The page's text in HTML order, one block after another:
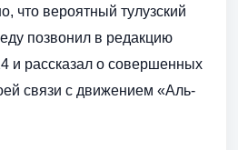
что вероятный тулузский
позвонил в редакцию
и рассказал о совершенных
связи с движением «Аль-